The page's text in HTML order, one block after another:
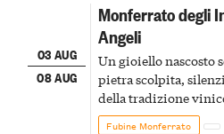
03 AUG
08 AUG
Monferrato degli
Angeli
Un gioiello
pietra scolpita,
della tradizione
Fubine Monferrato